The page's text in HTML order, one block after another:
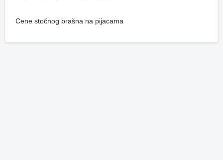
Cene stočnog brašna na pijacama